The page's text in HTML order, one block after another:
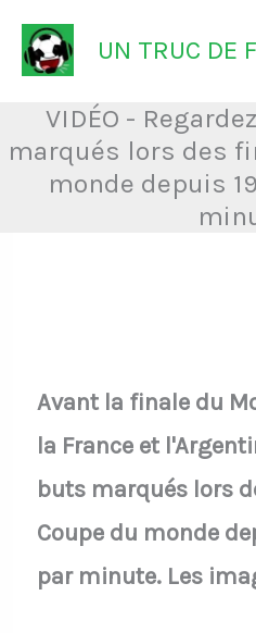
Aller
au
contenu
UN TRUC DE
VIDÉO -
marqués lors des
monde depuis
Avant la finale du
la France et
buts marqués lors
Coupe du monde
par minute. Les